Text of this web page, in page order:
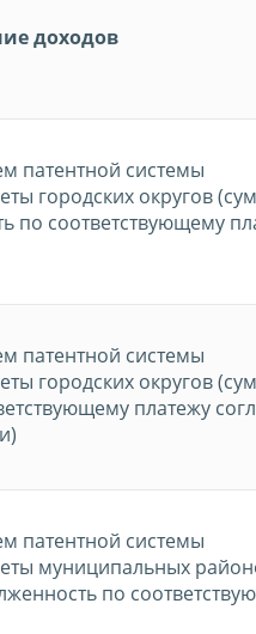
доходов
патентной системы
городских округов
по соответствующему
патентной системы
городских округов
платежу
патентной системы
муниципальных
по